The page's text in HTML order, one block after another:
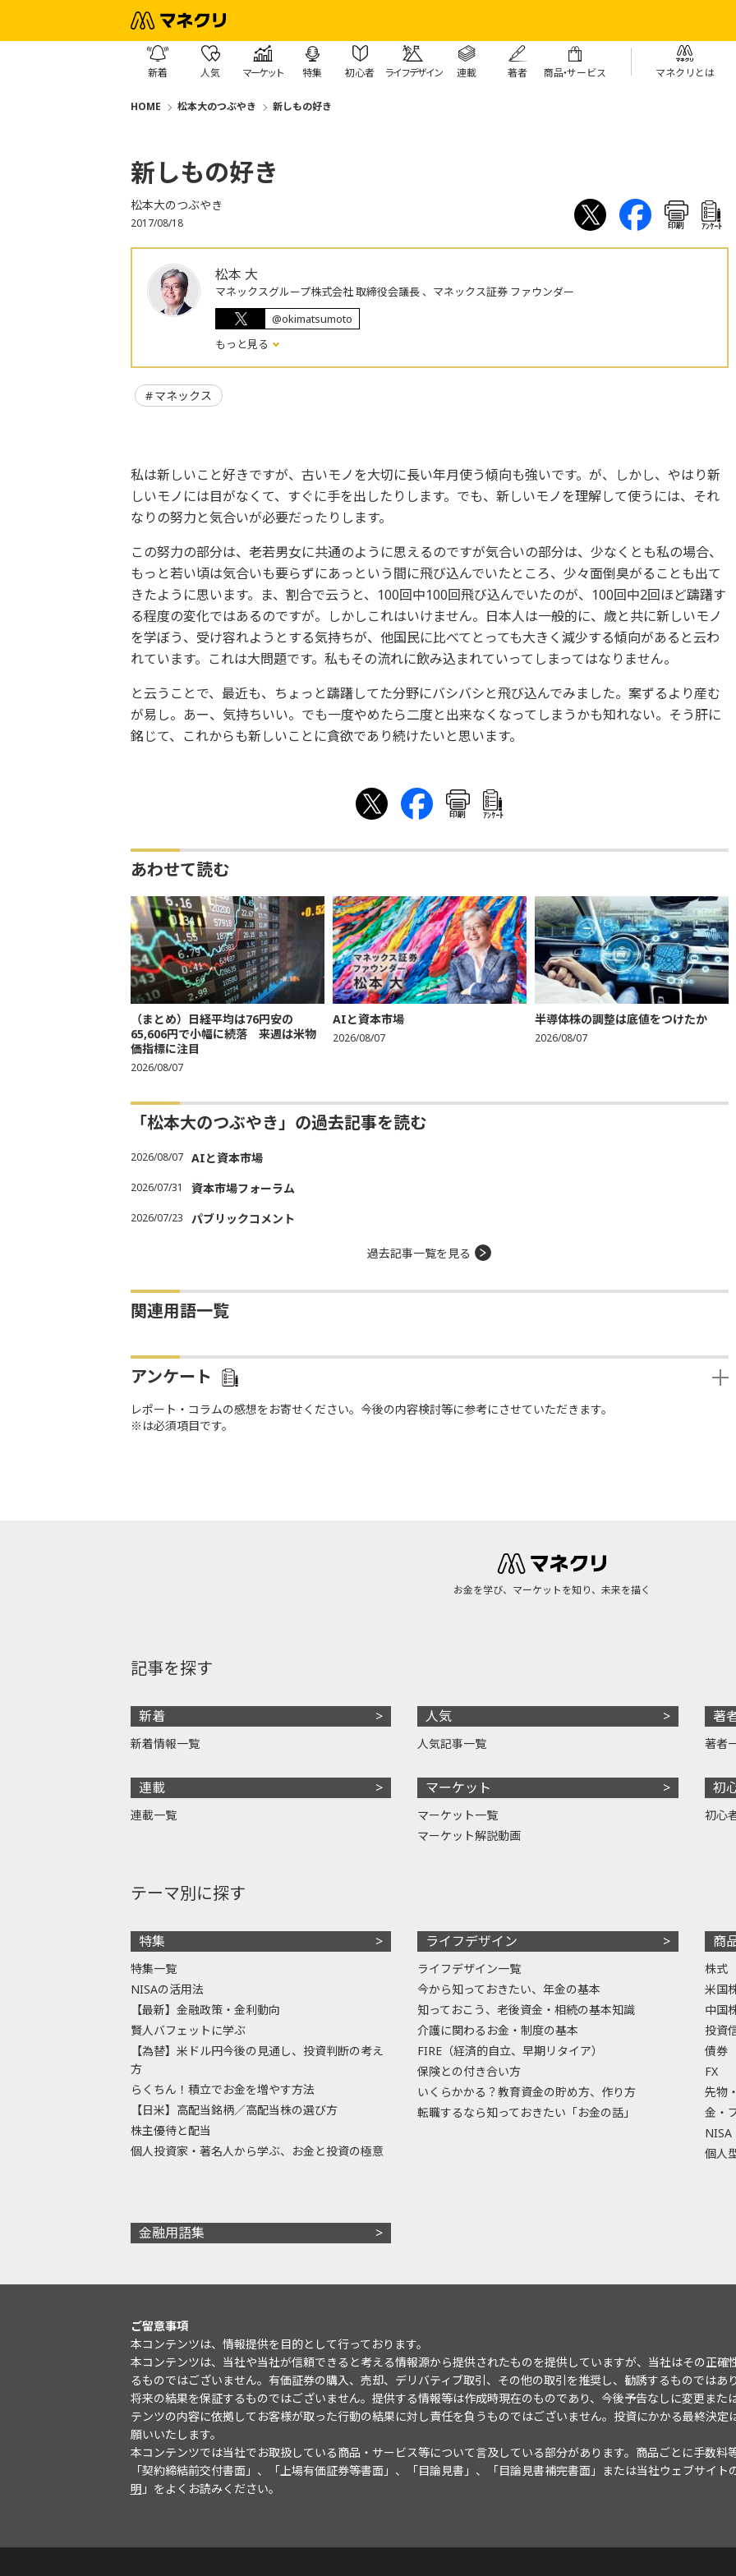
新着 人気 マーケット 特集 初心者 ライフデザイン 連載 著者 商品・サービス マネクリとは
HOME 松本大のつぶやき 新しもの好き
新しもの好き
松本大のつぶやき
2017/08/18 印刷 ｱﾝｹｰﾄ
松本 大
マネックスグループ株式会社 取締役会議長 、マネックス証券 ファウンダー
@okimatsumoto
もっと見る
マネックス
私は新しいこと好きですが、古いモノを大切に長い年月使う傾向も強いです。が、しかし、やはり新
しいモノには目がなくて、すぐに手を出したりします。でも、新しいモノを理解して使うには、それ
なりの努力と気合いが必要だったりします。
この努力の部分は、老若男女に共通のように思えるのですが気合いの部分は、少なくとも私の場合、
もっと若い頃は気合いも要らずにあっという間に飛び込んでいたところ、少々面倒臭がることも出て
きたように思います。ま、割合で云うと、100回中100回飛び込んでいたのが、100回中2回ほど躊躇す
る程度の変化ではあるのですが。しかしこれはいけません。日本人は一般的に、歳と共に新しいモノ
を学ぼう、受け容れようとする気持ちが、他国民に比べてとっても大きく減少する傾向があると云わ
れています。これは大問題です。私もその流れに飲み込まれていってしまってはなりません。
と云うことで、最近も、ちょっと躊躇してた分野にバシバシと飛び込んでみました。案ずるより産む
が易し。あー、気持ちいい。でも一度やめたら二度と出来なくなってしまうかも知れない。そう肝に
銘じて、これからも新しいことに貪欲であり続けたいと思います。
印刷 ｱﾝｹｰﾄ
あわせて読む
（まとめ）日経平均は76円安の
65,606円で小幅に続落 来週は米物
価指標に注目
2026/08/07
AIと資本市場
2026/08/07
半導体株の調整は底値をつけたか
2026/08/07
「松本大のつぶやき」の過去記事を読む
2026/08/07 AIと資本市場
2026/07/31 資本市場フォーラム
2026/07/23 パブリックコメント
過去記事一覧を見る
関連用語一覧
アンケート
レポート・コラムの感想をお寄せください。今後の内容検討等に参考にさせていただきます。
※は必須項目です。
お金を学び、マーケットを知り、未来を描く
記事を探す
新着
新着情報一覧
連載
連載一覧
人気
人気記事一覧
マーケット
マーケット一覧
マーケット解説動画
著
著者
初
初心
テーマ別に探す
特集
特集一覧
NISAの活用法
【最新】金融政策・金利動向
賢人バフェットに学ぶ
【為替】米ドル円今後の見通し、投資判断の考え
方
らくちん！積立でお金を増やす方法
【日米】高配当銘柄／高配当株の選び方
株主優待と配当
個人投資家・著名人から学ぶ、お金と投資の極意
ライフデザイン
ライフデザイン一覧
今から知っておきたい、年金の基本
知っておこう、老後資金・相続の基本知識
介護に関わるお金・制度の基本
FIRE（経済的自立、早期リタイア）
保険との付き合い方
いくらかかる？教育資金の貯め方、作り方
転職するなら知っておきたい「お金の話」
商
株式
米国
中国
投資
債券
FX
先物
金・
NISA
個人
金融用語集
ご留意事項
本コンテンツは、情報提供を目的として行っております。
本コンテンツは、当社や当社が信頼できると考える情報源から提供されたものを提供していますが、当社はその正
るものではございません。有価証券の購入、売却、デリバティブ取引、その他の取引を推奨し、勧誘するものではあ
将来の結果を保証するものではございません。提供する情報等は作成時現在のものであり、今後予告なしに変更また
テンツの内容に依拠してお客様が取った行動の結果に対し責任を負うものではございません。投資にかかる最終決
願いいたします。
本コンテンツでは当社でお取扱している商品・サービス等について言及している部分があります。商品ごとに手数料
「契約締結前交付書面」、「上場有価証券等書面」、「目論見書」、「目論見書補完書面」または当社ウェブサイト
明 」をよくお読みください。